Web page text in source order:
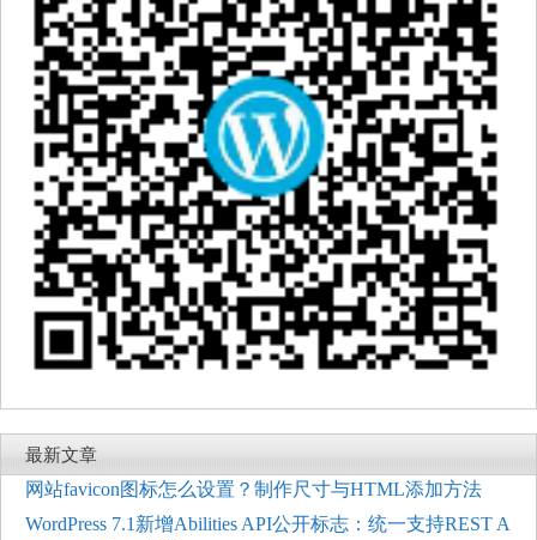
最新文章
网站favicon图标怎么设置？制作尺寸与HTML添加方法
WordPress 7.1新增Abilities API公开标志：统一支持REST A